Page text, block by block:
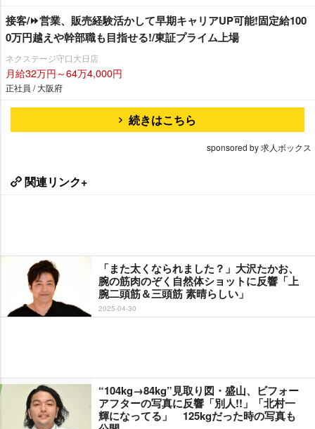
接客/⏩️営業、販売経験活かして早期キャリアUP可能!固定給100
0万円越えや幹部職も目指せる!/東証プライム上場
ネクステージ守口大日店
月給32万円～64万4,000円
正社員 / 大阪府
続きはこちら
sponsored by 求人ボックス
関連リンク+
「また太くなられました？」大沢たかお、
腕の筋肉のぞく自然体ショットに反響「上
腕二頭筋＆三頭筋 素晴らしい」
2025-04-30
“104kg→84kg”見取り図・盛山、ビフォー
アフターの写真に反響「別人!!」「北村一
輝になってる」 125kgだった時の写真も